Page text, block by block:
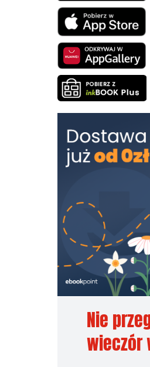
Nie
wieczór